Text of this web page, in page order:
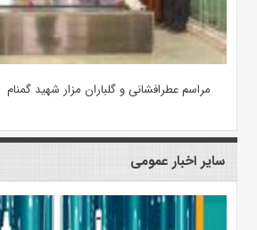
مراسم عطرافشانی و گلباران مزار شهید گمنام
سایر اخبار عمومی